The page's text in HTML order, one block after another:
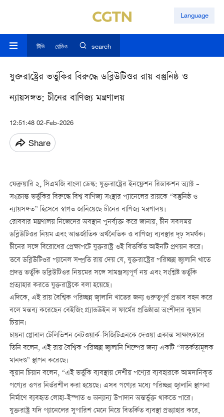
Language
টিভি রেডিও search
যুক্তরাষ্ট্রের ভর্তুকির বিরুদ্ধে ডব্লিউটিওর রায় বস্তুনিষ্ঠ ও
ন্যায়সঙ্গত: চীনের বাণিজ্য মন্ত্রণালয়
12:51:48 02-Feb-2026
Share
ফেব্রুয়ারি ২, সিএমজি বাংলা ডেস্ক: যুক্তরাষ্ট্রের ইনফ্লেশন রিডাকশন অ্যাক্ট –
সংক্রান্ত ভর্তুকির বিরুদ্ধে বিশ্ব বাণিজ্য সংস্থার প্যানেলের রায়কে “বস্তুনিষ্ঠ ও
ন্যায়সঙ্গত” হিসেবে স্বাগত জানিয়েছে চীনের বাণিজ্য মন্ত্রণালয়।
রোববার মন্ত্রণালয় নিজেদের অবস্থান পুনর্ব্যক্ত করে জানায়, চীন সবসময়
ডব্লিউটিওর নিয়ম এবং আন্তর্জাতিক অর্থনৈতিক ও বাণিজ্য ব্যবস্থার দৃঢ় সমর্থক।
চীনের সঙ্গে বিরোধের প্রেক্ষাপটে যুক্তরাষ্ট্র ওই বিতর্কিত আইনটি প্রণয়ন করে।
তবে ডব্লিউটিওর প্যানেল সম্প্রতি রায় দেয় যে, যুক্তরাষ্ট্রের পরিচ্ছন্ন জ্বালানি খাতে
প্রদত্ত ভর্তুকি ডব্লিউটিওর নিয়মের সঙ্গে সামঞ্জস্যপূর্ণ নয় এবং সংশ্লিষ্ট ভর্তুকি
প্রত্যাহার করতে যুক্তরাষ্ট্রকে বলা হয়েছে।
এদিকে, এই রায় বৈশ্বিক পরিচ্ছন্ন জ্বালানি খাতের জন্য গুরুত্বপূর্ণ প্রভাব বহন করে
বলে মন্তব্য করেছেন বেইজিং গ্র্যান্ডউইন ল ফার্মের প্রতিষ্ঠাতা অংশীদার কুয়ান
চিয়ান।
চায়না গ্লোবাল টেলিভিশন নেটওয়ার্ক-সিজিটিএনকে দেওয়া একান্ত সাক্ষাৎকারে
তিনি বলেন, এই রায় বৈশ্বিক পরিচ্ছন্ন জ্বালানি শিল্পের জন্য একটি “সতর্কতামূলক
মানদণ্ড” স্থাপন করেছে।
কুয়ান চিয়ান বলেন, “এই ভর্তুকি ব্যবস্থায় দেশীয় পণ্যের ব্যবহারকে আমদানিকৃত
পণ্যের ওপর নির্ভরশীল করা হয়েছে। এসব পণ্যের মধ্যে পরিচ্ছন্ন জ্বালানি স্থাপনা
নির্মাণে ব্যবহৃত লোহা-ইস্পাত ও অন্যান্য উপাদান অন্তর্ভুক্ত থাকতে পারে।
যুক্তরাষ্ট্র যদি প্যানেলের সুপারিশ মেনে নিয়ে বিতর্কিত ব্যবস্থা প্রত্যাহার করে,